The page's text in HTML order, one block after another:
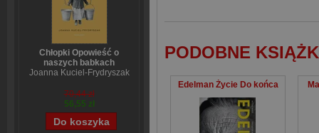
Chłopki Opowieść o
naszych babkach
Joanna Kuciel-Frydryszak
70,44 zł
56,55 zł
PODOBNE
Edelman Życie Do końca